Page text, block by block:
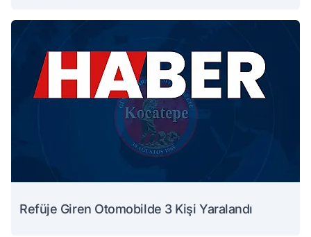
Refüje Giren Otomobilde 3 Kişi Yaralandı